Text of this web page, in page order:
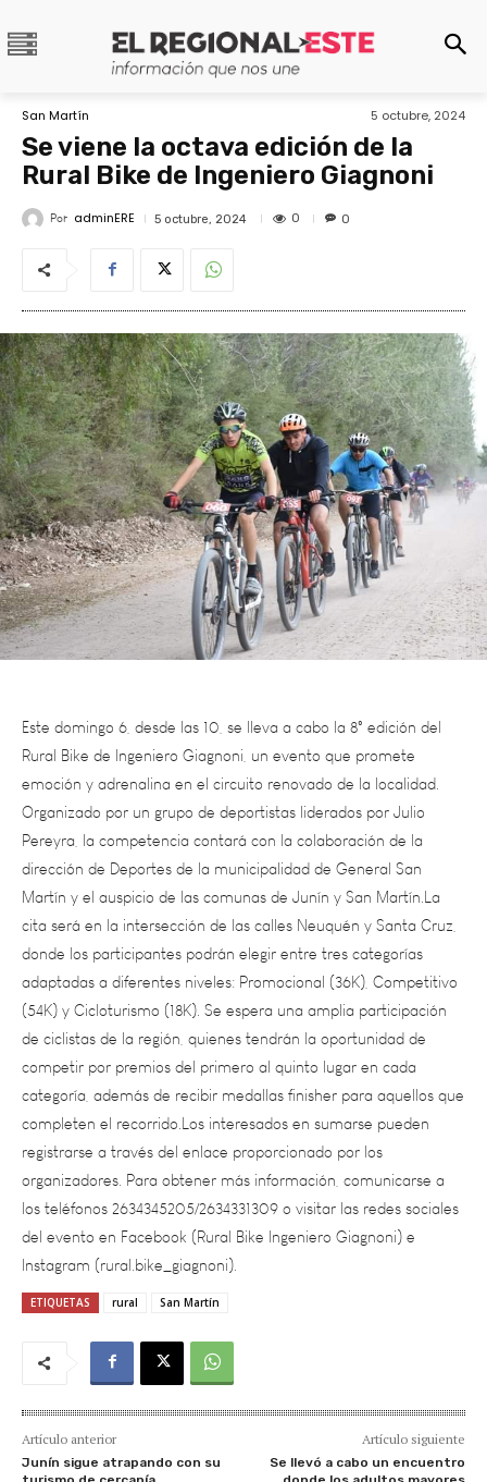
San Martín 5 octubre, 2024
Se viene la octava edición de la
Rural Bike de Ingeniero Giagnoni
Por adminERE 5 octubre, 2024 0 0
Este domingo 6, desde las 10, se lleva a cabo la 8° edición del
Rural Bike de Ingeniero Giagnoni, un evento que promete
emoción y adrenalina en el circuito renovado de la localidad.
Organizado por un grupo de deportistas liderados por Julio
Pereyra, la competencia contará con la colaboración de la
dirección de Deportes de la municipalidad de General San
Martín y el auspicio de las comunas de Junín y San Martín.La
cita será en la intersección de las calles Neuquén y Santa Cruz,
donde los participantes podrán elegir entre tres categorías
adaptadas a diferentes niveles: Promocional (36K), Competitivo
(54K) y Cicloturismo (18K). Se espera una amplia participación
de ciclistas de la región, quienes tendrán la oportunidad de
competir por premios del primero al quinto lugar en cada
categoría, además de recibir medallas finisher para aquellos que
completen el recorrido.Los interesados en sumarse pueden
registrarse a través del enlace proporcionado por los
organizadores. Para obtener más información, comunicarse a
los teléfonos 2634345205/2634331309 o visitar las redes sociales
del evento en Facebook (Rural Bike Ingeniero Giagnoni) e
Instagram (rural.bike_giagnoni).
ETIQUETAS rural San Martín
Artículo anterior
Junín sigue atrapando con su
Artículo siguiente
Se llevó a cabo un encuentro